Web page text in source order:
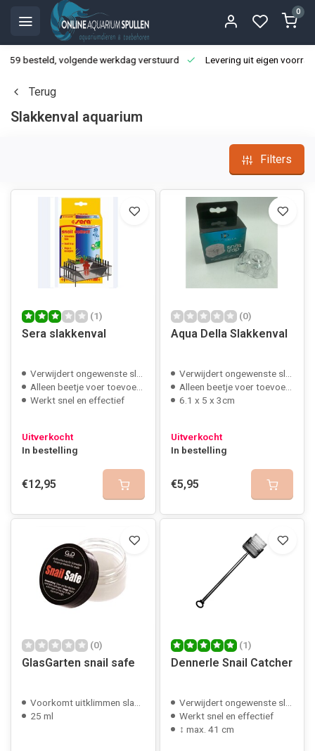
0
besteld, volgende werkdag verstuurd Levering uit eigen
Terug
Slakkenval aquarium
Filters
(1)
Sera slakkenval
Verwijdert ongewenste slakken
Alleen beetje voer toevoegen
Werkt snel en effectief
Uitverkocht
In bestelling
€12,95
(0)
Aqua Della Slakkenval
Verwijdert ongewenste slakken
Alleen beetje voer toevoegen
6.1 x 5 x 3cm
Uitverkocht
In bestelling
€5,95
(0)
GlasGarten snail safe
Voorkomt uitklimmen slakken
25 ml
(1)
Dennerle Snail Catcher
Verwijdert ongewenste slakken
Werkt snel en effectief
↕ max. 41 cm